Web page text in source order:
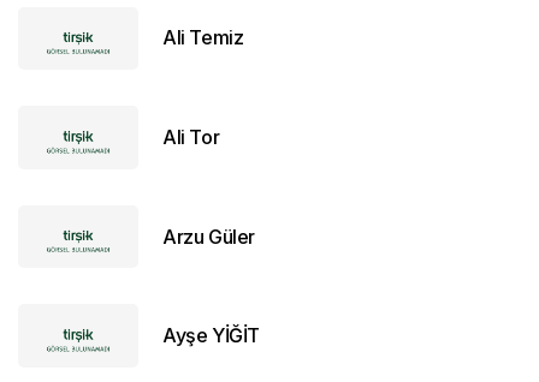
Ali Temiz
Ali Tor
Arzu Güler
Ayşe YİĞİT